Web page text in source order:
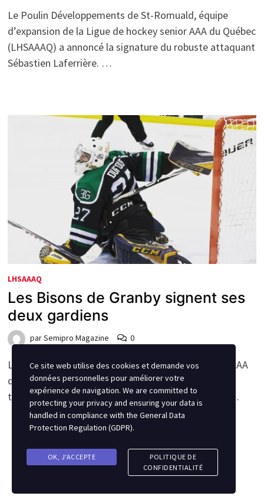
Le Poulin Développements de St-Romuald, équipe
d’expansion de la Ligue de hockey senior AAA du Québec
(LHSAAAQ) a annoncé la signature du robuste attaquant
Sébastien Laferrière. …
LHSAAAQ
Les Bisons de Granby signent ses
deux gardiens
parSemipro Magazine 0
Les Bisons de Granby de la Ligue de hockey senior AAA
du Québec (LHSAAAQ) a annoncé ses deuxième et
troisième signatures, de l’entre-saison, soit celles …
Ce site web utilise des cookies et demande vos
données personnelles pour améliorer votre
expérience de navigation. We are committed to
protecting your privacy and ensuring your data is
handled in compliance with the General Data
Protection Regulation (GDPR).
OK, J'ACCEPTE
POLITIQUE DE
CONFIDENTIALITÉ